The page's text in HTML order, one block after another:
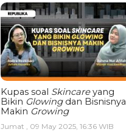
Kupas soal Skincareyang
Bikin Glowingdan Bisnisnya
Makin Growing
Jumat , 09 May 2025, 16:36 WIB